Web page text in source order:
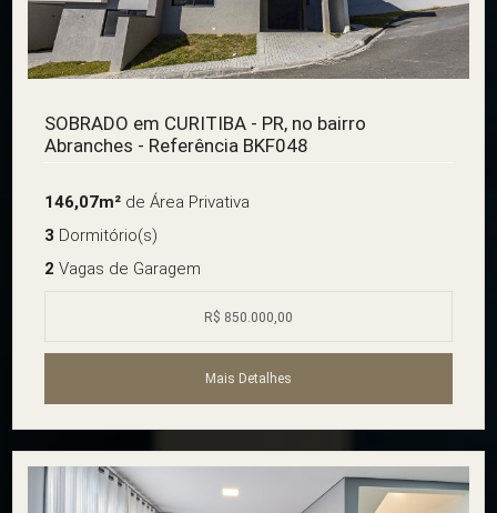
SOBRADO em CURITIBA - PR, no bairro
Abranches - Referência BKF048
146,07m²de Área Privativa
3 Dormitório(s)
2 Vagas de Garagem
R$ 850.000,00
Mais Detalhes